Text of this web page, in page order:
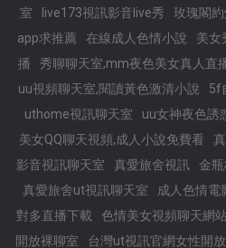
室
live173視訊影音live秀
玫瑰閣
app求推薦
在線成人色情小說 美女
播
秀聊聊天室,mm夜色美女真人直
uu視頻聊天室,閱讀黃色激清小說
5f
uthome視訊聊天室
uu女神夜色誘
美女QQ聊天視頻,成人小說免費看
影音視訊聊天室
真愛旅舍視訊 金
真愛旅舍ut視訊聊天室
成人色情電
對多直播下載
色情美女視頻聊天網
開放裸聊室
台灣ut視訊官網女性開